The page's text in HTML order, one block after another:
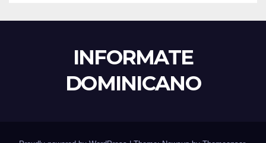
INFORMATE
DOMINICANO